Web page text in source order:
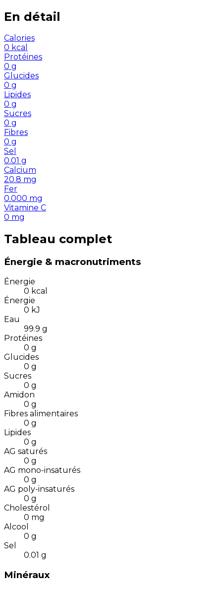
En détail
Calories
0 kcal
Protéines
0 g
Glucides
0 g
Lipides
0 g
Sucres
0 g
Fibres
0 g
Sel
0.01 g
Calcium
20.8 mg
Fer
0.000 mg
Vitamine C
0 mg
Tableau complet
Énergie & macronutriments
Énergie
0 kcal
Énergie
0 kJ
Eau
99.9 g
Protéines
0 g
Glucides
0 g
Sucres
0 g
Amidon
0 g
Fibres alimentaires
0 g
Lipides
0 g
AG saturés
0 g
AG mono-insaturés
0 g
AG poly-insaturés
0 g
Cholestérol
0 mg
Alcool
0 g
Sel
0.01 g
Minéraux